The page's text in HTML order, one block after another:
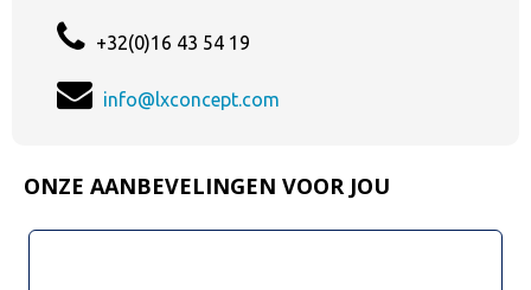
+32(0)16 43 54 19
info@lxconcept.com
ONZE AANBEVELINGEN VOOR JOU